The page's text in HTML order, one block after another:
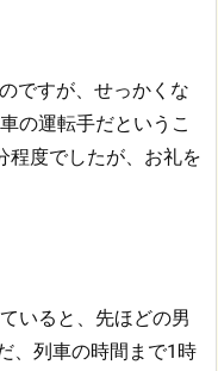
ですが、せっかくな
の運転手だというこ
程度でしたが、お礼を
いると、先ほどの男
、列車の時間まで1時